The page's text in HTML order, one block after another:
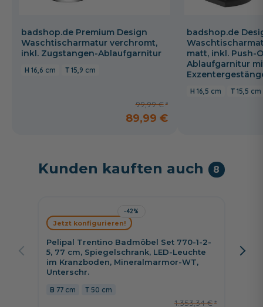
badshop.de Premium Design
Waschtischarmatur verchromt,
inkl. Zugstangen-Ablaufgarnitur
16,6 cm 15,9 cm
99,99 €
89,99 €
badshop.de
matt, inkl. Push-
Ablaufgarnitur
16,5 cm 15,5 cm
Kunden kauften auch 8
-42%
Pelipal Trentino Badmöbel Set 770-1-2-
5, 77 cm, Spiegelschrank, LED-Leuchte
im Kranzboden, Mineralmarmor-WT,
Unterschr.
77 cm 50 cm
1.353,34 €
Jetzt konfigurieren!
3, 77